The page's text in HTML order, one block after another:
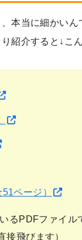
本当に細かいん
紹介すると↓こ
ページ）
るPDFファイル
接飛びます）